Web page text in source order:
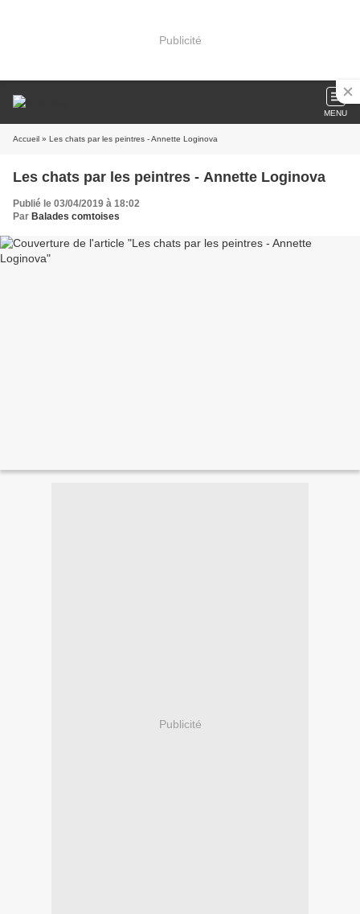
Publicité
MENU
Accueil » Les chats par les peintres - Annette Loginova
Les chats par les peintres - Annette Loginova
Publié le 03/04/2019 à 18:02
Par Balades comtoises
Publicité